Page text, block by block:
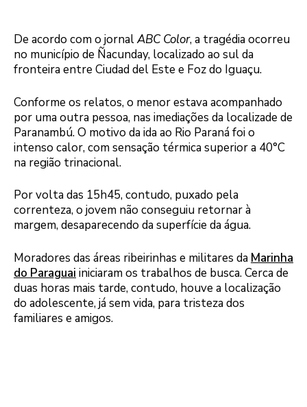
De acordo com o jornalABC Color, a tragédia ocorreu
no município de Ñacunday, localizado ao sul da
fronteira entre Ciudad del Este e Foz do Iguaçu.
Conforme os relatos, o menor estava acompanhado
por uma outra pessoa, nas imediações da localizade de
Paranambú. O motivo da ida ao Rio Paraná foi o
intenso calor, com sensação térmica superior a 40°C
na região trinacional.
Por volta das 15h45, contudo, puxado pela
correnteza, o jovem não conseguiu retornar à
margem, desaparecendo da superfície da água.
Moradores das áreas ribeirinhas e militares da Marinha
do Paraguai iniciaram os trabalhos de busca. Cerca de
duas horas mais tarde, contudo, houve a localização
do adolescente, já sem vida, para tristeza dos
familiares e amigos.